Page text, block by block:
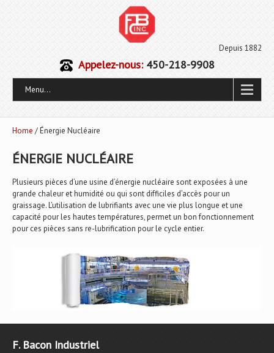
Depuis 1882
Appelez-nous:450-218-9908
Menu...
Home / Énergie Nucléaire
ÉNERGIE NUCLÉAIRE
Plusieurs pièces d’une usine d’énergie nucléaire sont exposées à une
grande chaleur et humidité ou qui sont difficiles d’accès pour un
graissage. L’utilisation de lubrifiants avec une vie plus longue et une
capacité pour les hautes températures, permet un bon fonctionnement
pour ces pièces sans re-lubrification pour le cycle entier.
F. Bacon Industriel